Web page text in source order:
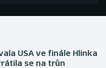
USA ve finále Hlinka
se na trůn